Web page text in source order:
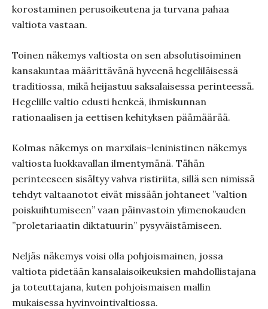
korostaminen perusoikeutena ja turvana pahaa
valtiota vastaan.
Toinen näkemys valtiosta on sen absolutisoiminen
kansakuntaa määrittävänä hyveenä hegeliläisessä
traditiossa, mikä heijastuu saksalaisessa perinteessä.
Hegelille valtio edusti henkeä, ihmiskunnan
rationaalisen ja eettisen kehityksen päämäärää.
Kolmas näkemys on marxilais-leninistinen näkemys
valtiosta luokkavallan ilmentymänä. Tähän
perinteeseen sisältyy vahva ristiriita, sillä sen nimissä
tehdyt valtaanotot eivät missään johtaneet ”valtion
poiskuihtumiseen” vaan päinvastoin ylimenokauden
”proletariaatin diktatuurin” pysyväistämiseen.
Neljäs näkemys voisi olla pohjoismainen, jossa
valtiota pidetään kansalaisoikeuksien mahdollistajana
ja toteuttajana, kuten pohjoismaisen mallin
mukaisessa hyvinvointivaltiossa.